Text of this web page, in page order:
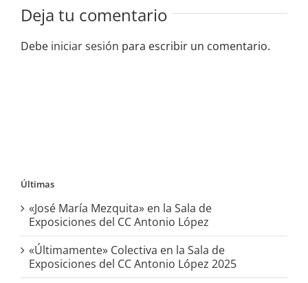
Deja tu comentario
Debe iniciar sesión para escribir un comentario.
Últimas
«José María Mezquita» en la Sala de
Exposiciones del CC Antonio López
«Últimamente» Colectiva en la Sala de
Exposiciones del CC Antonio López 2025